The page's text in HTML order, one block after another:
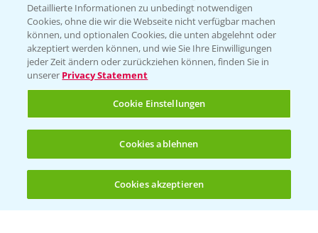
(noch 4)
PAMIRA - Packmittelrücknahme
Sammelstellen und Termine
PRE - Chemikalien sicher entsorgen
Sammelstellen und Termine
Kontakt & Notfall
Detaillierte Informationen zu unbedingt notwendigen
Cookies, ohne die wir die Webseite nicht verfügbar machen
können, und optionalen Cookies, die unten abgelehnt oder
akzeptiert werden können, und wie Sie Ihre Einwilligungen
jeder Zeit ändern oder zurückziehen können, finden Sie in
unserer Privacy Statement
Cookie Einstellungen
Cookies ablehnen
Cookies akzeptieren